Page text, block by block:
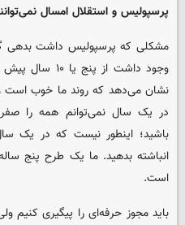
پرسپولیس و استقلال امسال
مشکلی که پرسپولیس داشت بدهی
وجود داشت از
نشان می‌دهد که روند ما خوب
در یک سال نمی‌توانم همه را
انباشته بدهید. ما یک طرح پنج
است.
باید مجوز حرفه‌ای را پیگیری کنیم